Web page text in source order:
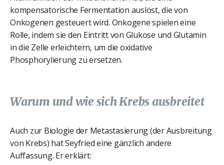
kompensatorische Fermentation auslöst, die von
Onkogenen gesteuert wird. Onkogene spielen eine
Rolle, indem sie den Eintritt von Glukose und Glutamin
in die Zelle erleichtern, um die oxidative
Phosphorylierung zu ersetzen.
Warum und wie sich Krebs ausbreitet
Auch zur Biologie der Metastasierung (der Ausbreitung
von Krebs) hat Seyfried eine gänzlich andere
Auffassung. Er erklärt: